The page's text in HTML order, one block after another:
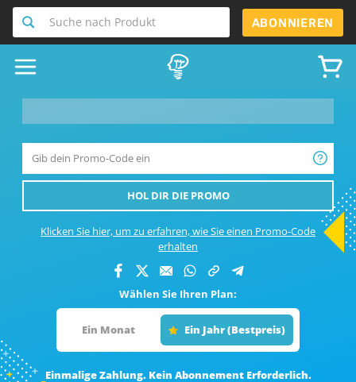
Suche nach Produkt ABONNIEREN
HOL DIR DIE PROMO
Klicken Sie hier, um zu erfahren, wie Sie einen Promo-Code
erhalten
Wählen Sie Ihren Plan:
Ein Monat Ein Jahr (Bestpreis)
Einmalige Zahlung. Kein Abonnement Erforderlich.